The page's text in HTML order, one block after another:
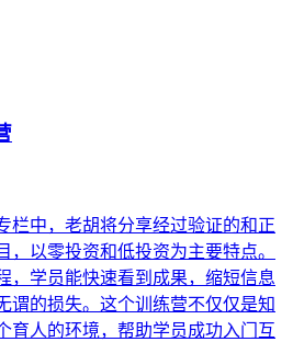
栏中，老胡将分享经过验证的和正
，以零投资和低投资为主要特点。
，学员能快速看到成果，缩短信息
谓的损失。这个训练营不仅仅是知
育人的环境，帮助学员成功入门互